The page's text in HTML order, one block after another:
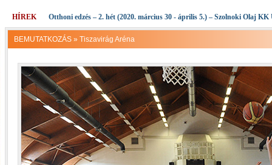
HÍREK Otthoni edzés – 2. hét (2020. március 30 - április 5.) – Szolnoki Olaj KK
BEMUTATKOZÁS » Tiszavirág Aréna